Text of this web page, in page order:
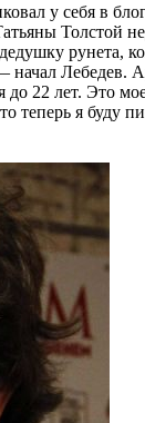
у себя в
Толстой
22 лет. Это
я буду